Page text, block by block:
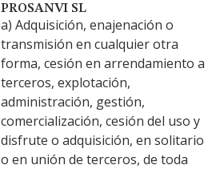
PROSANVI SL
a) Adquisición, enajenación o
transmisión en cualquier otra
forma, cesión en arrendamiento a
terceros, explotación,
administración, gestión,
comercialización, cesión del uso y
disfrute o adquisición, en solitario
o en unión de terceros, de toda